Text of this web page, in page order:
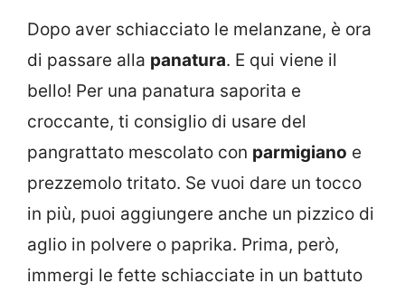
Dopo aver schiacciato le melanzane, è ora
di passare alla panatura. E qui viene il
bello! Per una panatura saporita e
croccante, ti consiglio di usare del
pangrattato mescolato con parmigiano e
prezzemolo tritato. Se vuoi dare un tocco
in più, puoi aggiungere anche un pizzico di
aglio in polvere o paprika. Prima, però,
immergi le fette schiacciate in un battuto